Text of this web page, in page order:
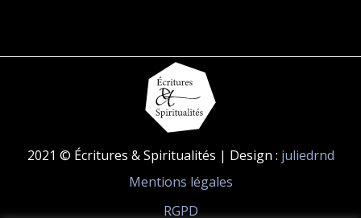
2021 © Écritures & Spiritualités | Design : juliedrnd
Mentions légales
RGPD